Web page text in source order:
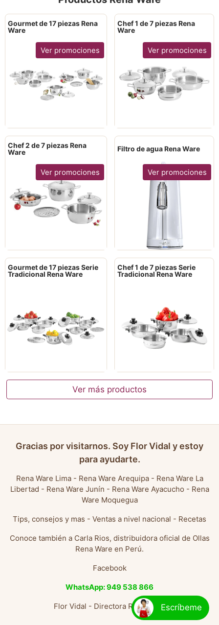
Gourmet de 17 piezas Rena
Ware
Ver promociones
Chef 1 de 7 piezas Rena
Ware
Ver promociones
Chef 2 de 7 piezas Rena
Ware
Ver promociones
Filtro de agua Rena Ware
Ver promociones
Gourmet de 17 piezas Serie
Tradicional Rena Ware
Chef 1 de 7 piezas Serie
Tradicional Rena Ware
Ver más productos
Gracias por visitarnos. Soy Flor Vidal y estoy
para ayudarte.
Rena Ware Lima- Rena Ware Arequipa- Rena Ware La
Libertad - Rena Ware Junín - Rena Ware Ayacucho - Rena
Ware Moquegua
Tips, consejos y mas - Ventas a nivel nacional - Recetas
Conoce también a Carla Rios, distribuidora oficial de Ollas
Rena Ware en Perú.
Facebook
WhatsApp: 949 538 866
Flor Vidal - Directora Rena WareEscríbeme